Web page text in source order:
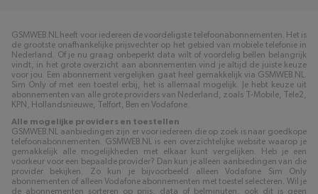
GSMWEB.NL heeft voor iedereen de voordeligste telefoonabonnementen. Het is
de grootste onafhankelijke prijsvechter op het gebied van mobiele telefonie in
Nederland. Of je nu graag onbeperkt data wilt of voordelig bellen belangrijk
vindt, in het grote overzicht aan abonnementen vind je altijd de juiste keuze
voor jou. Een abonnement vergelijken gaat heel gemakkelijk via GSMWEB.NL.
Sim Only of met een toestel erbij, het is allemaal mogelijk. Je hebt keuze uit
abonnementen van alle grote providers van Nederland, zoals T-Mobile, Tele2,
KPN, Hollandsnieuwe, Telfort, Ben en Vodafone.
Alle mogelijke providers en toestellen
GSMWEB.NL aanbiedingen zijn er voor iedereen die op zoek is naar goedkope
telefoonabonnementen. GSMWEB.NL is een overzichtelijke website waarop je
gemakkelijk alle mogelijkheden met elkaar kunt vergelijken. Heb je een
voorkeur voor een bepaalde provider? Dan kun je alleen aanbiedingen van die
provider bekijken. Zo kun je bijvoorbeeld alleen Vodafone Sim Only
abonnementen of alleen Vodafone abonnementen met toestel selecteren. Wil je
de abonnementen sorteren op prijs, data of belminuten, ook dit is geen